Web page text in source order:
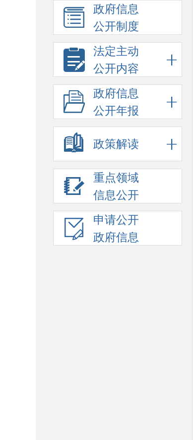
政府信息
公开制度
法定主动
公开内容
政府信息
公开年报
政策解读
重点领域
信息公开
申请公开
政府信息